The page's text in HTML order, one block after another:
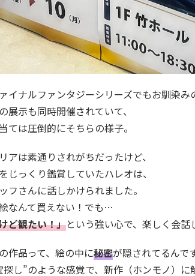
イナルファンタジーシリーズでもお馴染み
展示も同時開催されていて、
ては圧倒的にそちらの様子。
アは素通りされがちだったけど、
じっくり鑑賞していたハレオは、
フさんに話しかけられました。
なんて買えない！でも…
ど観たい！」という強い心で、楽しく会話
作品って、絵の中に秘密が隠されてるんです
し”のような感覚で、新作（ホンモノ）に